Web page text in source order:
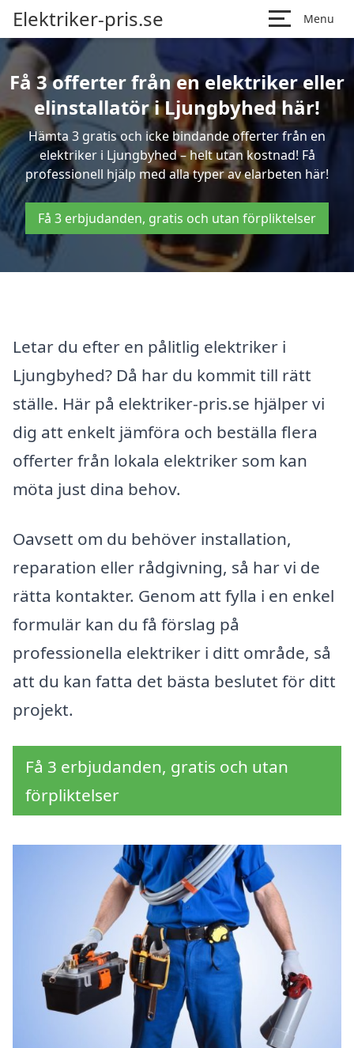
Elektriker-pris.se Menu
Få 3 offerter från en elektriker eller
elinstallatör i Ljungbyhed här!
Hämta 3 gratis och icke bindande offerter från en
elektriker i Ljungbyhed – helt utan kostnad! Få
professionell hjälp med alla typer av elarbeten här!
Få 3 erbjudanden, gratis och utan förpliktelser
Letar du efter en pålitlig elektriker i
Ljungbyhed? Då har du kommit till rätt
ställe. Här på elektriker-pris.se hjälper vi
dig att enkelt jämföra och beställa flera
offerter från lokala elektriker som kan
möta just dina behov.
Oavsett om du behöver installation,
reparation eller rådgivning, så har vi de
rätta kontakter. Genom att fylla i en enkel
formulär kan du få förslag på
professionella elektriker i ditt område, så
att du kan fatta det bästa beslutet för ditt
projekt.
Få 3 erbjudanden, gratis och utan
förpliktelser